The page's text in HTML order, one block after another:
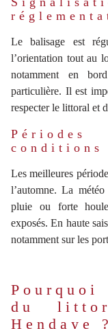
Le balisage est
l’orientation tout au
notamment en
particulière. Il est
respecter le littoral et
conditions
Les meilleures
l’automne. La
pluie ou forte
exposés. En haute
notamment sur les
du
Hendaye ?